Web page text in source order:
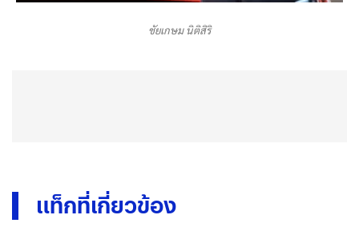
ชัยเกษม นิติสิริ
แท็กที่เกี่ยวข้อง